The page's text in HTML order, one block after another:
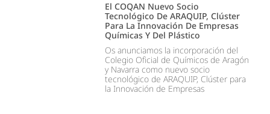
El COQAN Nuevo Socio
Tecnológico De ARAQUIP, Clúster
Para La Innovación De Empresas
Químicas Y Del Plástico
Os anunciamos la incorporación del
Colegio Oficial de Químicos de Aragón
y Navarra como nuevo socio
tecnológico de ARAQUIP, Clúster para
la Innovación de Empresas